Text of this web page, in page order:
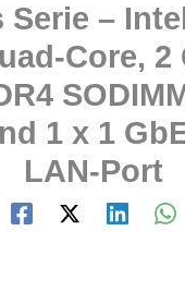
Serie –
Core, 2
1 x 1
LAN-Port